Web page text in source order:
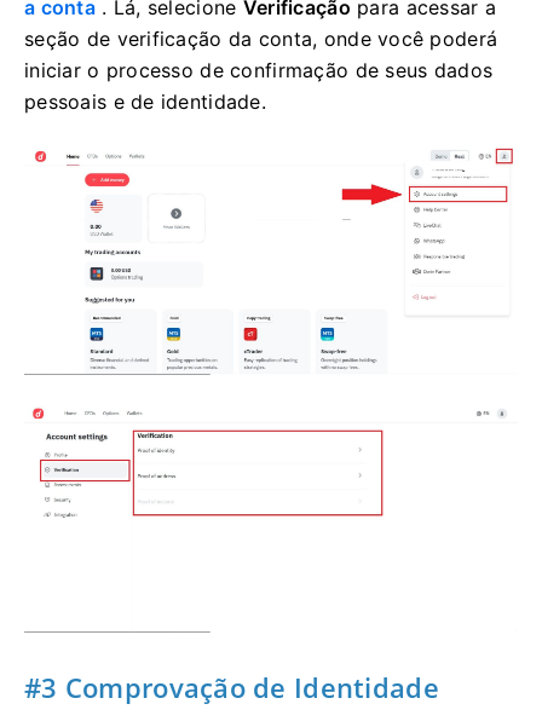
a conta. Lá, selecione Verificação para acessar a
seção de verificação da conta, onde você poderá
iniciar o processo de confirmação de seus dados
pessoais e de identidade.
#3 Comprovação de Identidade